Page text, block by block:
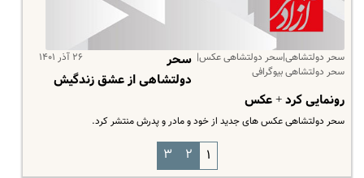
سحر دولتشاهی|سحر دولتشاهی عکس|
سحر دولتشاهی بیوگرافی
۲۶ آذر ۱۴۰۱
سحر
دولتشاهی از عشق زندگیش
رونمایی کرد + عکس
سحر دولتشاهی عکس های جدید از خود و مادر و پدرش منتشر کرد.
۱ ۲ ۳